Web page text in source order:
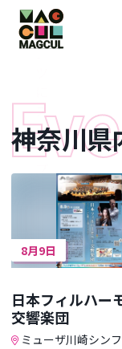
ン
テ
ン
ス
キ
ッ
プ
神奈川県
8月9日
日本フィルハー
交響楽団
ミューザ川崎シン